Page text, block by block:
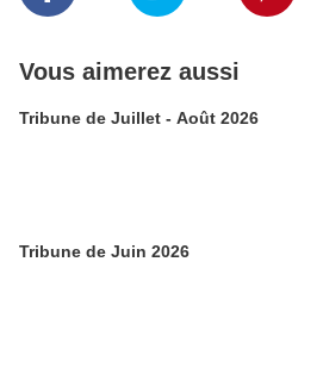
Vous aimerez aussi
Tribune de Juillet - Août 2026
Tribune de Juin 2026